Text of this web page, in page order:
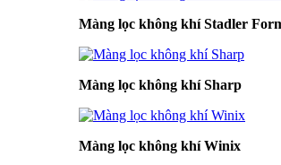
Màng lọc không khí Stadler
Màng lọc không khí Sharp
Màng lọc không khí Winix